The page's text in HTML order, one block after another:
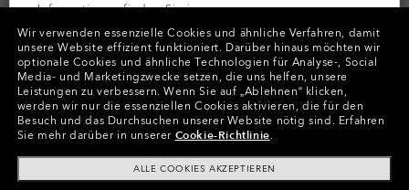
Farben (9) Gläser Prizm Sapphire Polarized,
GestellPolished Chrome
Größe:Eine Größe für alle
PassformNormale - Verstellbare Nasenpads
Größenanleitung ansehen
Wir verwenden essenzielle Cookies und ähnliche Verfahren, damit
unsere Website effizient funktioniert. Darüber hinaus möchten wir
optionale Cookies und ähnliche Technologien für Analyse-, Social
Media- und Marketingzwecke setzen, die uns helfen, unsere
Leistungen zu verbessern. Wenn Sie auf „Ablehnen“ klicken,
werden wir nur die essenziellen Cookies aktivieren, die für den
Besuch und das Durchsuchen unserer Website nötig sind. Erfahren
Sie mehr darüber in unserer Cookie-Richtlinie.
ALLE COOKIES AKZEPTIEREN
Informationen finden Sie in unserer
Datenschutzbestimmungen ).
MELDEN SIE